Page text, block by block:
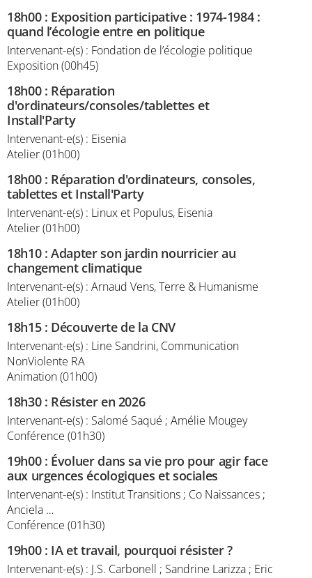
18h00: Exposition participative : 1974-1984 :
quand l’écologie entre en politique
Intervenant-e(s) : Fondation de l’écologie politique
Exposition (00h45)
18h00: Réparation
d'ordinateurs/consoles/tablettes et
Install'Party
Intervenant-e(s) : Eisenia
Atelier (01h00)
18h00: Réparation d'ordinateurs, consoles,
tablettes et Install'Party
Intervenant-e(s) : Linux et Populus, Eisenia
Atelier (01h00)
18h10:Adapter son jardin nourricier au
changement climatique
Intervenant-e(s) : Arnaud Vens, Terre & Humanisme
Atelier (01h00)
18h15: Découverte de la CNV
Intervenant-e(s) : Line Sandrini, Communication
NonViolente RA
Animation (01h00)
18h30: Résister en 2026
Intervenant-e(s) : Salomé Saqué ; Amélie Mougey
Conférence (01h30)
19h00: Évoluer dans sa vie pro pour agir face
aux urgences écologiques et sociales
Intervenant-e(s) : Institut Transitions ; Co Naissances ;
Anciela …
Conférence (01h30)
19h00: IA et travail, pourquoi résister ?
Intervenant-e(s) : J.S. Carbonell ; Sandrine Larizza ; Eric